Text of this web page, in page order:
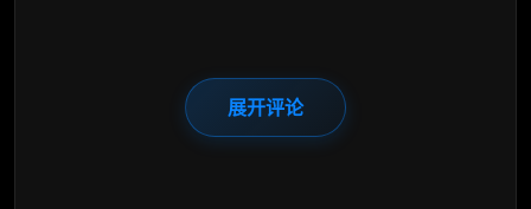
展开评论